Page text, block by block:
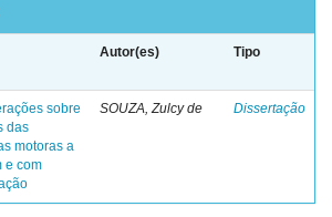
Autor(es) Tipo
sobre
das
motoras a
e com
SOUZA, Zulcy de Dissertação